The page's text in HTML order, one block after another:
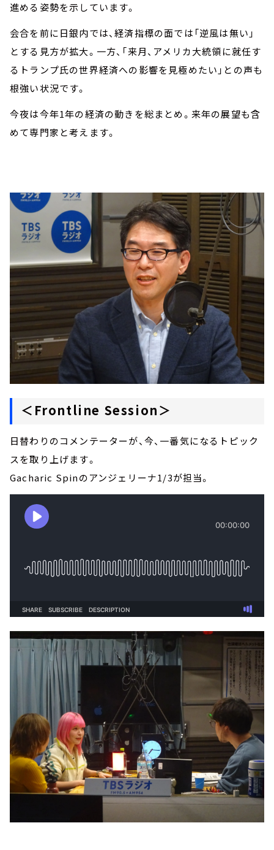
進める姿勢を示しています。
会合を前に日銀内では、経済指標の面では「逆風は無い」
とする見方が拡大。一方、「来月、アメリカ大統領に就任す
るトランプ氏の世界経済への影響を見極めたい」との声も
根強い状況です。
今夜は今年1年の経済の動きを総まとめ。来年の展望も含
めて専門家と考えます。
＜Frontline Session＞
日替わりのコメンテーターが、今、一番気になるトピック
スを取り上げます。
Gacharic Spinのアンジェリーナ1/3が担当。